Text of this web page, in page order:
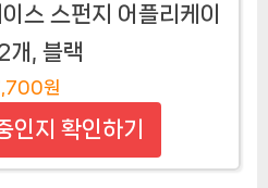
스 스펀지 어플리케이
개, 블랙
원
인지 확인하기